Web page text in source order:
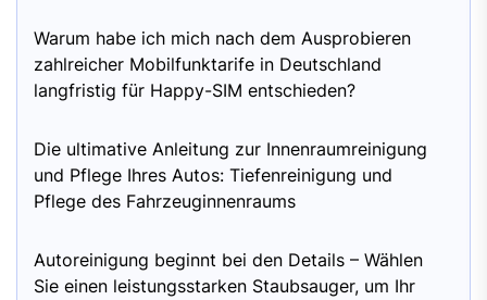
Warum habe ich mich nach dem Ausprobieren
zahlreicher Mobilfunktarife in Deutschland
langfristig für Happy-SIM entschieden?
Die ultimative Anleitung zur Innenraumreinigung
und Pflege Ihres Autos: Tiefenreinigung und
Pflege des Fahrzeuginnenraums
Autoreinigung beginnt bei den Details – Wählen
Sie einen leistungsstarken Staubsauger, um Ihr